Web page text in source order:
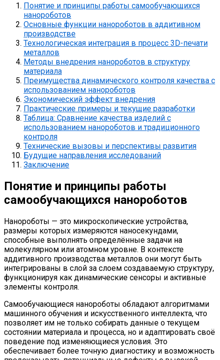
Понятие и принципы работы самообучающихся
нанороботов
Основные функции нанороботов в аддитивном
производстве
Технологическая интеграция в процесс 3D-печати
металлов
Методы внедрения нанороботов в структуру
материала
Преимущества динамического контроля качества с
использованием нанороботов
Экономический эффект внедрения
Практические примеры и текущие разработки
Таблица: Сравнение качества изделий с
использованием нанороботов и традиционного
контроля
Технические вызовы и перспективы развития
Будущие направления исследований
Заключение
Понятие и принципы работы
самообучающихся нанороботов
Нанороботы — это микроскопические устройства,
размеры которых измеряются наносекундами,
способные выполнять определённые задачи на
молекулярном или атомном уровне. В контексте
аддитивного производства металлов они могут быть
интегрированы в слой за слоем создаваемую структуру,
функционируя как динамические сенсоры и активные
элементы контроля.
Самообучающиеся нанороботы обладают алгоритмами
машинного обучения и искусственного интеллекта, что
позволяет им не только собирать данные о текущем
состоянии материала и процесса, но и адаптировать своё
поведение под изменяющиеся условия. Это
обеспечивает более точную диагностику и возможность